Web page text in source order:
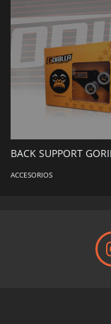
BACK SUPPORT
ACCESORIOS